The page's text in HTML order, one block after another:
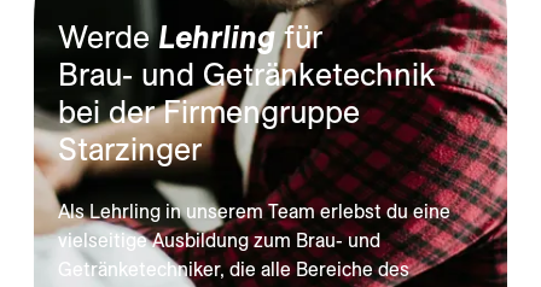
Werde Lehrling für
Brau- und Getränketechnik
bei der Firmengruppe
Starzinger
Als Lehrling in unserem Team erlebst du eine
vielseitige Ausbildung zum Brau- und
Getränketechniker, die alle Bereiche des